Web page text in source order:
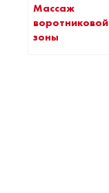
Массаж
воротниковой
зоны